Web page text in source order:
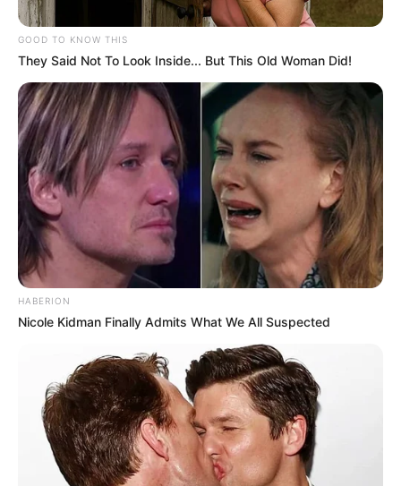
Зеленський звернувся до Венеціанської комісії з…
ПОЛІТИКА
Усе закрити. Коли в Україні
введуть повний локдаун
25.11.2020
Фото: RFE/RL Локдаун в Україні почнеться в грудні
Уряд України розпочав розробляти план із
карантин в Україні можуть ввести в…
GOOD TO KNOW THIS
They Said Not To Look Inside... But This Old Woman Did!
HABERION
Nicole Kidman Finally Admits What We All Suspected